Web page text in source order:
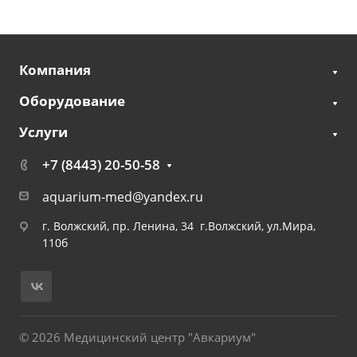
Компания
Оборудование
Услуги
+7 (8443) 20-50-58
aquarium-med@yandex.ru
г. Волжский, пр. Ленина, 34 г.Волжский, ул.Мира,
110б
© 2026 Медицинский центр "Авкариум"